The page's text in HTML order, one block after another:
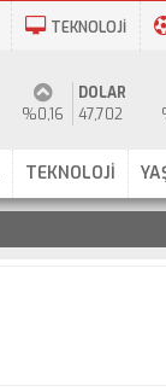
TEKNOLOJİ
%0,16
DOLAR
47,702
TEKNOLOJİ